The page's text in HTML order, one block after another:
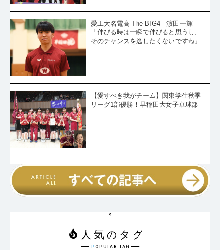
愛工大名電高 The BIG4 濵田一輝
「伸びる時は一瞬で伸びると思うし、
そのチャンスを逃したくないですね」
【愛すべき我がチーム】関東学生秋季
リーグ1部優勝！早稲田大女子卓球部